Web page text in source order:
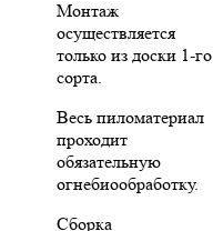
Монтаж
осуществляется
только из доски 1-го
сорта.
Весь пиломатериал
проходит
обязательную
огнебиообработку.
Сборка